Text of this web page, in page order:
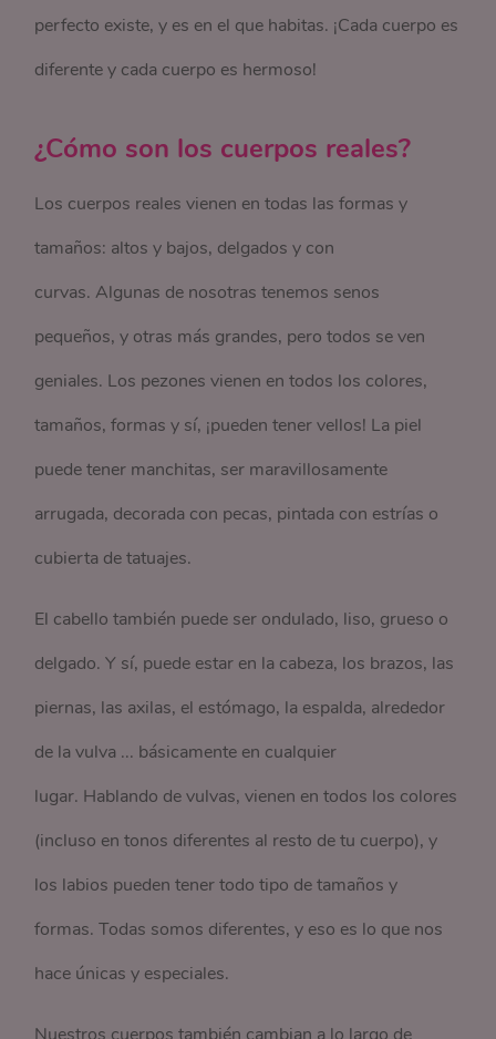
perfecto existe, y es en el que habitas. ¡Cada cuerpo es
diferente y cada cuerpo es hermoso!
¿Cómo son los cuerpos reales?
Los cuerpos reales vienen en todas las formas y
tamaños: altos y bajos, delgados y con
curvas. Algunas de nosotras tenemos senos
pequeños, y otras más grandes, pero todos se ven
geniales. Los pezones vienen en todos los colores,
tamaños, formas y sí, ¡pueden tener vellos! La piel
puede tener manchitas, ser maravillosamente
arrugada, decorada con pecas, pintada con estrías o
cubierta de tatuajes.
El cabello también puede ser ondulado, liso, grueso o
delgado. Y sí, puede estar en la cabeza, los brazos, las
piernas, las axilas, el estómago, la espalda, alrededor
de la vulva ... básicamente en cualquier
lugar. Hablando de vulvas, vienen en todos los colores
(incluso en tonos diferentes al resto de tu cuerpo), y
los labios pueden tener todo tipo de tamaños y
formas. Todas somos diferentes, y eso es lo que nos
hace únicas y especiales.